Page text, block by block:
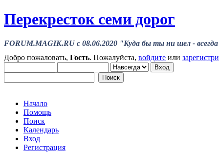
Перекресток семи дорог
FORUM.MAGIK.RU c 08.06.2020 "Куда бы ты ни шел - всегда
Добро пожаловать, Гость. Пожалуйста, войдите или
Начало
Помощь
Поиск
Календарь
Вход
Регистрация